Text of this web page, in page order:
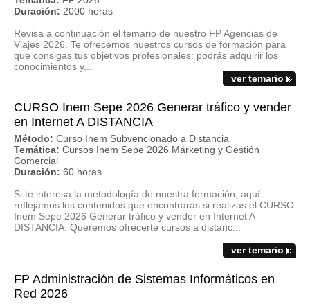
Duración: 2000 horas
Revisa a continuación el temario de nuestro FP Agencias de
Viajes 2026. Te ofrecemos nuestros cursos de formación para
que consigas tus objetivos profesionales: podrás adquirir los
conocimientos y...
ver temario
CURSO Inem Sepe 2026 Generar tráfico y vender
en Internet A DISTANCIA
Método: Curso Inem Subvencionado a Distancia
Temática: Cursos Inem Sepe 2026 Márketing y Gestión
Comercial
Duración: 60 horas
Si te interesa la metodología de nuestra formación, aquí
reflejamos los contenidos que encontrarás si realizas el CURSO
Inem Sepe 2026 Generar tráfico y vender en Internet A
DISTANCIA. Queremos ofrecerte cursos a distanc...
ver temario
FP Administración de Sistemas Informáticos en
Red 2026